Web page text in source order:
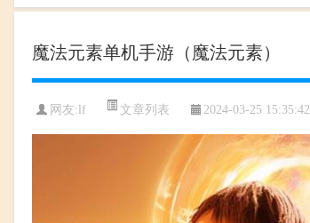
魔法元素单机手游（魔法元素）
网友: lf 文章列表 2024-03-25 15:35:42